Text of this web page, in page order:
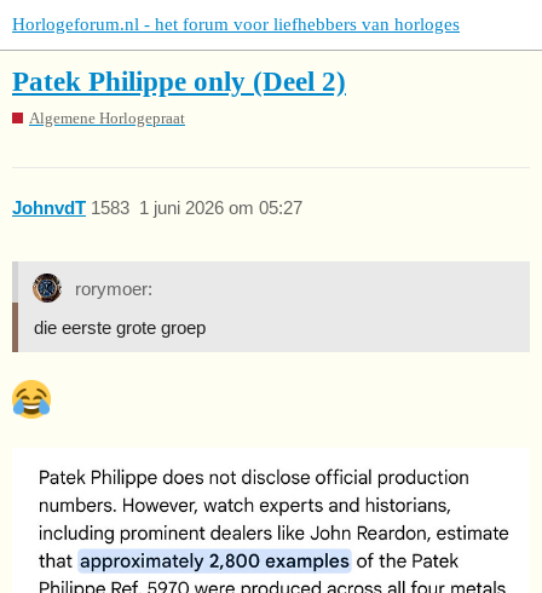
Horlogeforum.nl - het forum voor liefhebbers van horloges
Patek Philippe only (Deel 2)
Algemene Horlogepraat
JohnvdT 1 juni 2026 om 05:27
1583
rorymoer:
die eerste grote groep